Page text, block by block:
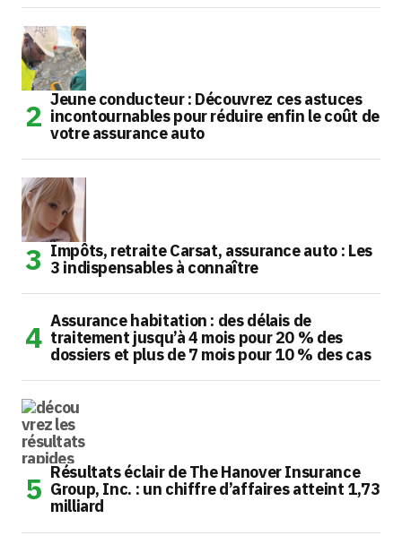
Jeune conducteur : Découvrez ces astuces
incontournables pour réduire enfin le coût de
votre assurance auto
Impôts, retraite Carsat, assurance auto : Les
3 indispensables à connaître
Assurance habitation : des délais de
traitement jusqu’à 4 mois pour 20 % des
dossiers et plus de 7 mois pour 10 % des cas
Résultats éclair de The Hanover Insurance
Group, Inc. : un chiffre d’affaires atteint 1,73
milliard